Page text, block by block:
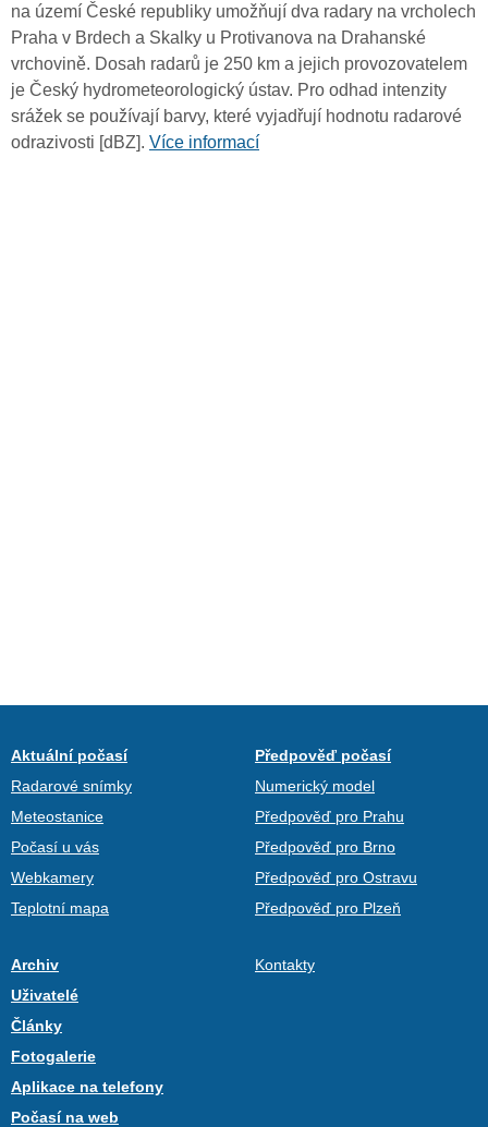
na území České republiky umožňují dva radary na vrcholech
Praha v Brdech a Skalky u Protivanova na Drahanské
vrchovině. Dosah radarů je 250 km a jejich provozovatelem
je Český hydrometeorologický ústav. Pro odhad intenzity
srážek se používají barvy, které vyjadřují hodnotu radarové
odrazivosti [dBZ]. Více informací
Aktuální počasí
Radarové snímky
Meteostanice
Počasí u vás
Webkamery
Teplotní mapa
Předpověď počasí
Numerický model
Předpověď pro Prahu
Předpověď pro Brno
Předpověď pro Ostravu
Předpověď pro Plzeň
Archiv
Uživatelé
Články
Fotogalerie
Aplikace na telefony
Počasí na web
Kontakty